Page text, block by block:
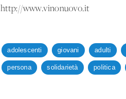
http://www.vinonuovo.it
adolescenti giovani adulti
persona solidarietà politica